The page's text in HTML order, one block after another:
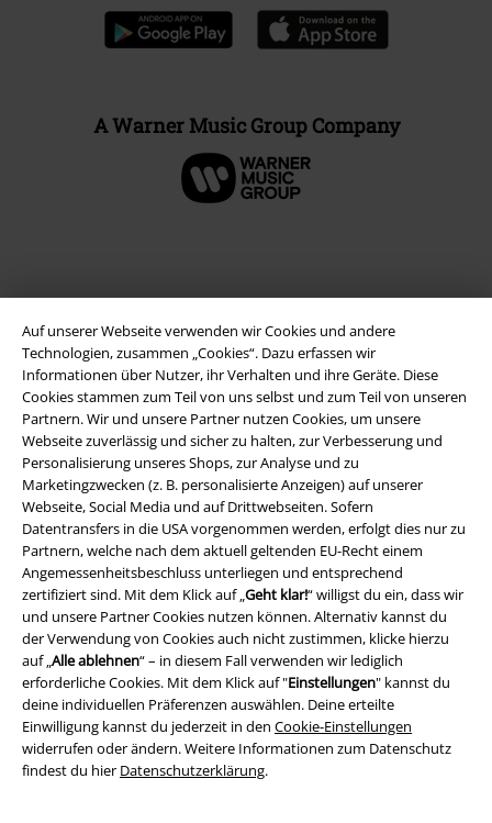
Auf unserer Webseite verwenden wir Cookies und andere
Technologien, zusammen „Cookies“. Dazu erfassen wir
Informationen über Nutzer, ihr Verhalten und ihre Geräte. Diese
Cookies stammen zum Teil von uns selbst und zum Teil von unseren
Partnern. Wir und unsere Partner nutzen Cookies, um unsere
Webseite zuverlässig und sicher zu halten, zur Verbesserung und
Personalisierung unseres Shops, zur Analyse und zu
Marketingzwecken (z. B. personalisierte Anzeigen) auf unserer
Webseite, Social Media und auf Drittwebseiten. Sofern
Datentransfers in die USA vorgenommen werden, erfolgt dies nur zu
Partnern, welche nach dem aktuell geltenden EU-Recht einem
Angemessenheitsbeschluss unterliegen und entsprechend
zertifiziert sind. Mit dem Klick auf „Geht klar!“ willigst du ein, dass wir
und unsere Partner Cookies nutzen können. Alternativ kannst du
der Verwendung von Cookies auch nicht zustimmen, klicke hierzu
auf „Alle ablehnen“ – in diesem Fall verwenden wir lediglich
erforderliche Cookies. Mit dem Klick auf "Einstellungen" kannst du
deine individuellen Präferenzen auswählen. Deine erteilte
Einwilligung kannst du jederzeit in den Cookie-Einstellungen
widerrufen oder ändern. Weitere Informationen zum Datenschutz
findest du hier Datenschutzerklärung.
A Warner Music Group Company
Rechtliches
AGB
Impressum
Datenschutz
Entsorgung und Umweltschutz
Konformitätserklärung
Information zur Barrierefreiheit
Cookie-Einstellungen